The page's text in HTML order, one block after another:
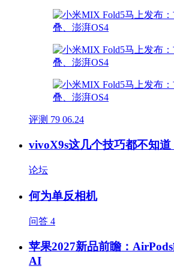
评测 79 06.24
vivoX9s这几个技巧都不知
论坛
何为单反相机
问答 4
苹果2027新品前瞻：
AI